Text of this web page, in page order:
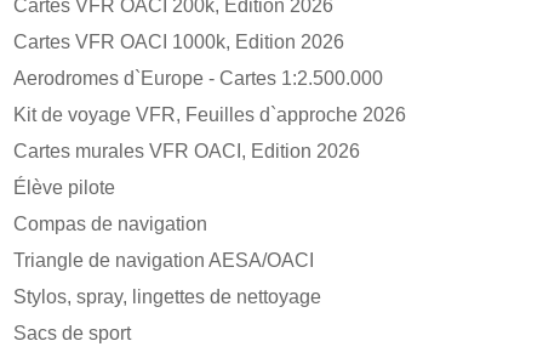
Cartes VFR OACI 200k, Edition 2026
Cartes VFR OACI 1000k, Edition 2026
Aerodromes d`Europe - Cartes 1:2.500.000
Kit de voyage VFR, Feuilles d`approche 2026
Cartes murales VFR OACI, Edition 2026
Élève pilote
Compas de navigation
Triangle de navigation AESA/OACI
Stylos, spray, lingettes de nettoyage
Sacs de sport